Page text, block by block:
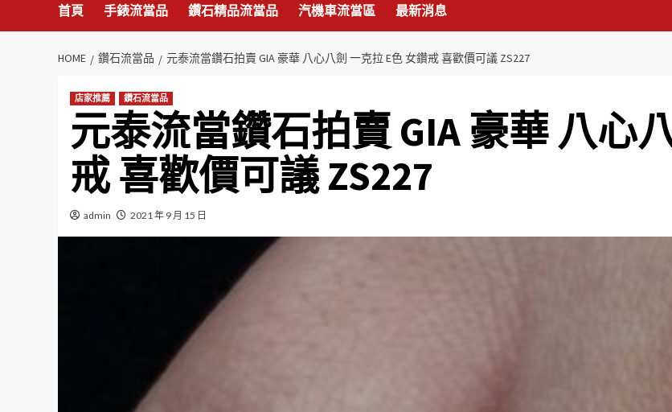
首頁 手錶流當品 鑽石精品流當品 汽機車流當區 最新消息
HOME 鑽石流當品 元泰流當鑽石拍賣 GIA 豪華 八心八劍 一克拉 E色 女鑽戒 喜歡價可議 ZS227
店家推薦 鑽石流當品
元泰流當鑽石拍賣 GIA 豪華 八心
戒 喜歡價可議 ZS227
admin 2021 年 9 月 15 日